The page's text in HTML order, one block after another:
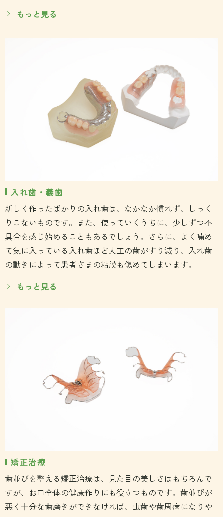
もっと見る
入れ歯・義歯
新しく作ったばかりの入れ歯は、なかなか慣れず、しっく
りこないものです。また、使っていくうちに、少しずつ不
具合を感じ始めることもあるでしょう。さらに、よく噛め
て気に入っている入れ歯ほど人工の歯がすり減り、入れ歯
の動きによって患者さまの粘膜も傷めてしまいます。
もっと見る
矯正治療
歯並びを整える矯正治療は、見た目の美しさはもちろんで
すが、お口全体の健康作りにも役立つものです。歯並びが
悪く十分な歯磨きができなければ、虫歯や歯周病になりや